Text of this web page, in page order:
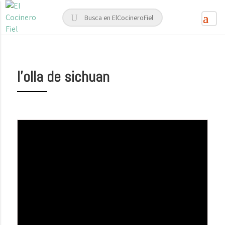
l’olla de sichuan